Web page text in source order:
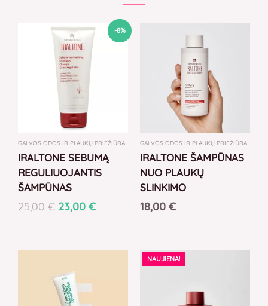
-8%
GALVOS ODOS IR PLAUKŲ PRIEŽIŪRA
IRALTONE SEBUMĄ
REGULIUOJANTIS
ŠAMPŪNAS
25,00€
Original
price
was:
25,00 €.
23,00 €
Current
price
GALVOS ODOS IR PLAUKŲ PRIEŽIŪRA
IRALTONE ŠAMPŪNAS
NUO PLAUKŲ
SLINKIMO
18,00 €
NAUJIENA!